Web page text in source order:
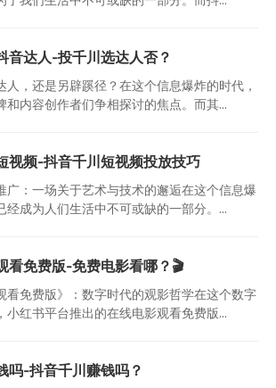
音达人-投千川选达人否？
人，还是另辟蹊径？在这个信息爆炸的时代，
和内容创作者们争相探讨的焦点。而其...
视频-抖音千川短视频投放技巧
广：一场关于艺术与技术的邂逅在这个信息爆
经成为人们生活中不可或缺的一部分。...
看免费版-免费电影看哪？🎬
看免费版》：数字时代的观影哲学在这个数字
小红书平台推出的在线电影观看免费版...
吗-抖音千川赚钱吗？